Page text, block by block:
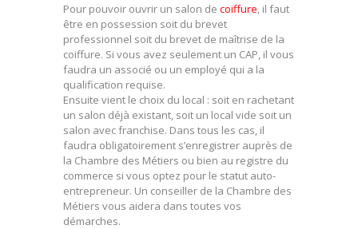
Pour pouvoir ouvrir un salon de coiffure, il faut
être en possession soit du brevet
professionnel soit du brevet de maîtrise de la
coiffure. Si vous avez seulement un CAP, il vous
faudra un associé ou un employé qui a la
qualification requise.
Ensuite vient le choix du local : soit en rachetant
un salon déjà existant, soit un local vide soit un
salon avec franchise. Dans tous les cas, il
faudra obligatoirement s’enregistrer auprès de
la Chambre des Métiers ou bien au registre du
commerce si vous optez pour le statut auto-
entrepreneur. Un conseiller de la Chambre des
Métiers vous aidera dans toutes vos
démarches.